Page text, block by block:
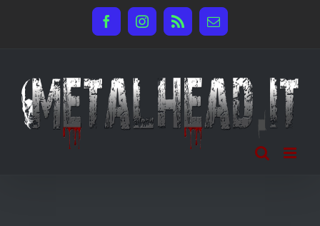
FacebookInstagram
Rss Email